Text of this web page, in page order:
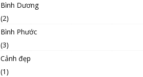
Bình Dương
(2)
Bình Phước
(3)
Cảnh đẹp
(1)